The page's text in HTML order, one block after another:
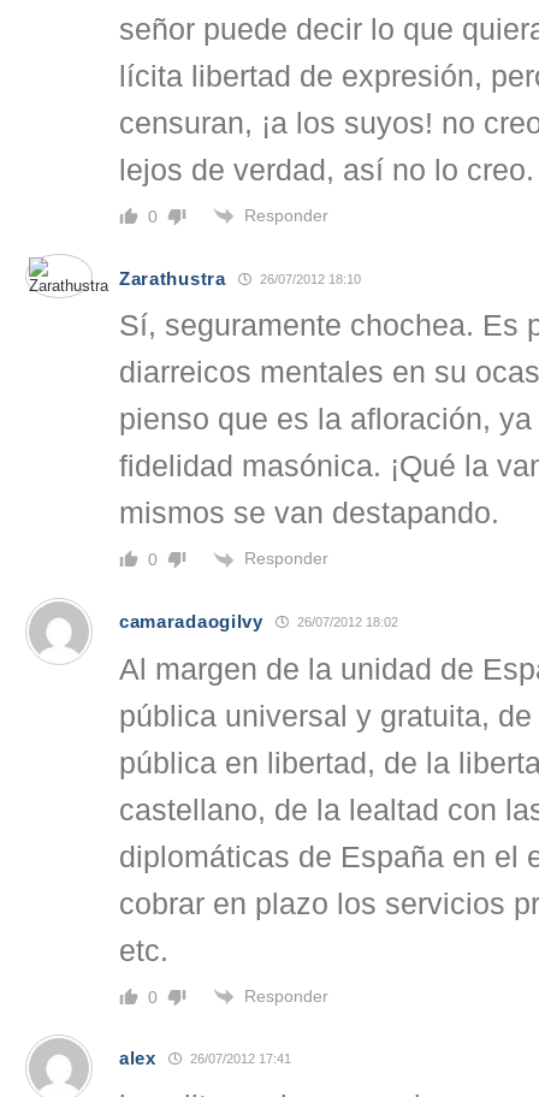
señor puede decir lo que
lícita libertad de expresión,
censuran, ¡a los suyos! no
lejos de verdad, así no lo creo.
0 Responder
Zarathustra 26/07/2012 18:10
Sí, seguramente chochea. Es
diarreicos mentales en su
pienso que es la afloración,
fidelidad masónica. ¡Qué la
mismos se van destapando.
0 Responder
camaradaogilvy 26/07/2012 18:02
Al margen de la unidad de
pública universal y gratuita,
pública en libertad, de la
castellano, de la lealtad con
diplomáticas de España en el
cobrar en plazo los servicios
etc.
0 Responder
alex 26/07/2012 17:41